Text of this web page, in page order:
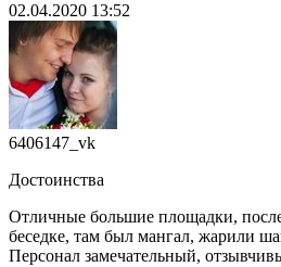
02.04.2020 13:52
6406147_vk
Достоинства
Отличные большие площадки,
беседке, там был мангал, жарили
Персонал замечательный,